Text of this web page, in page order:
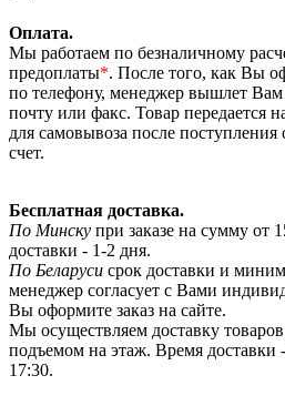
Оплата.
Мы работаем по безналичному
предоплаты*. После того, как Вы
по телефону, менеджер вышлет Вам
почту или факс. Товар передается
для самовывоза после
счет.
Бесплатная доставка.
По Минску при заказе на сумму от
доставки - 1-2 дня.
По Беларуси срок доставки и
менеджер согласует с Вами
Вы оформите заказ на сайте.
Мы осуществляем доставку
подъемом на этаж. Время доставки
17:30.